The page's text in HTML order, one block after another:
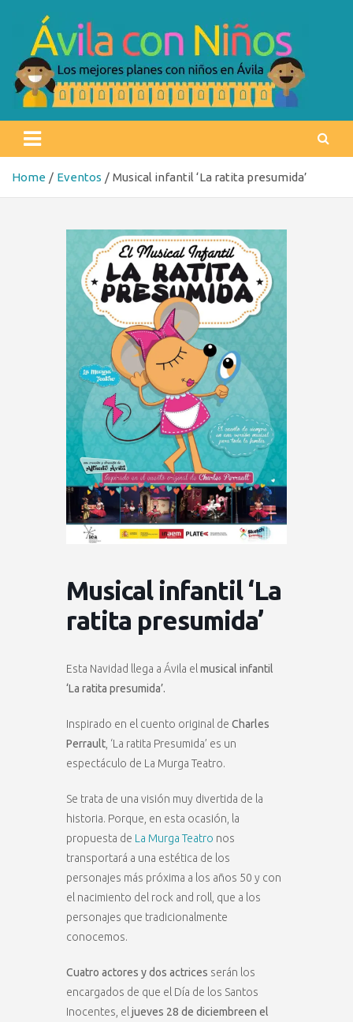
content
Ávila con niños
Home Eventos Musical infantil ‘La ratita presumida’
Musical infantil ‘La
ratita presumida’
Esta Navidad llega a Ávila el musical infantil
‘La ratita presumida’.
Inspirado en el cuento original de Charles
Perrault , ‘La ratita Presumida’ es un
espectáculo de La Murga Teatro.
Se trata de una visión muy divertida de la
historia. Porque, en esta ocasión, la
propuesta de La Murga Teatro nos
transportará a una estética de los
personajes más próxima a los años 50 y con
el nacimiento del rock and roll, que a los
personajes que tradicionalmente
conocemos.
Cuatro actores y dos actrices serán los
encargados de que el Día de los Santos
Inocentes, el jueves 28 de diciembreen el